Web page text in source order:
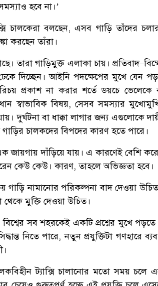
হবে না।’
চালকেরা বলছেন, এসব গাড়ি তাঁদের
করছেন তাঁরা।
তারা গাড়িমুক্ত এলাকা চায়।
দিচ্ছেন। আইনি পদক্ষেপের মুখে যেন
প্রকাশ না করার শর্তে ডয়চে ভেলেকে
স্বাভাবিক বিষয়, সেসব সমস্যার
দুর্ঘটনা বা ধাক্কা লাগার জন্য এগুলোকে
চালকদের বিপদের কারণ হতে পারে।
জায়গায় দাঁড়িয়ে যায়। এ কারণেই বেশি
কেউ কেউ। কারণ, তাহলে অভিজ্ঞতা হবে।
গাড়ি নামানোর পরিকল্পনা বাদ দেওয়া
থেকে মুক্তি দেওয়া উচিত।
সব শহরকেই একটি প্রশ্নের মুখে পড়তে
নিতে পারে, নতুন প্রযুক্তিটা গণহারে
ট্যাক্সি চালানোর মতো সময় চলে